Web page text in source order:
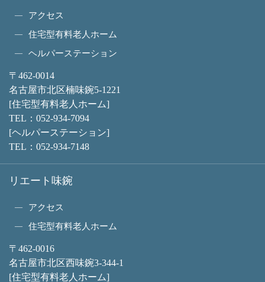
アクセス
住宅型有料老人ホーム
ヘルパーステーション
〒462-0014
名古屋市北区楠味鋺5-1221
[住宅型有料老人ホーム]
TEL： 052-934-7094
[ヘルパーステーション]
TEL： 052-934-7148
リエート味鋺
アクセス
住宅型有料老人ホーム
〒462-0016
名古屋市北区西味鋺3-344-1
[住宅型有料老人ホーム]